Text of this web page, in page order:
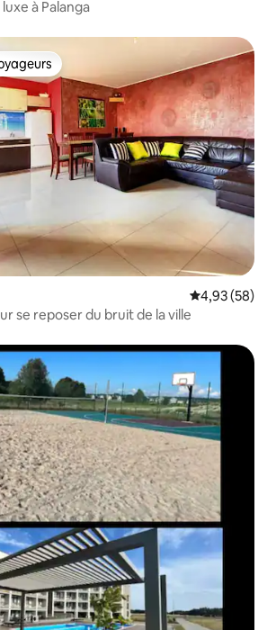
à Palanga
Évaluation
4,93 (58)
se reposer du bruit de la ville